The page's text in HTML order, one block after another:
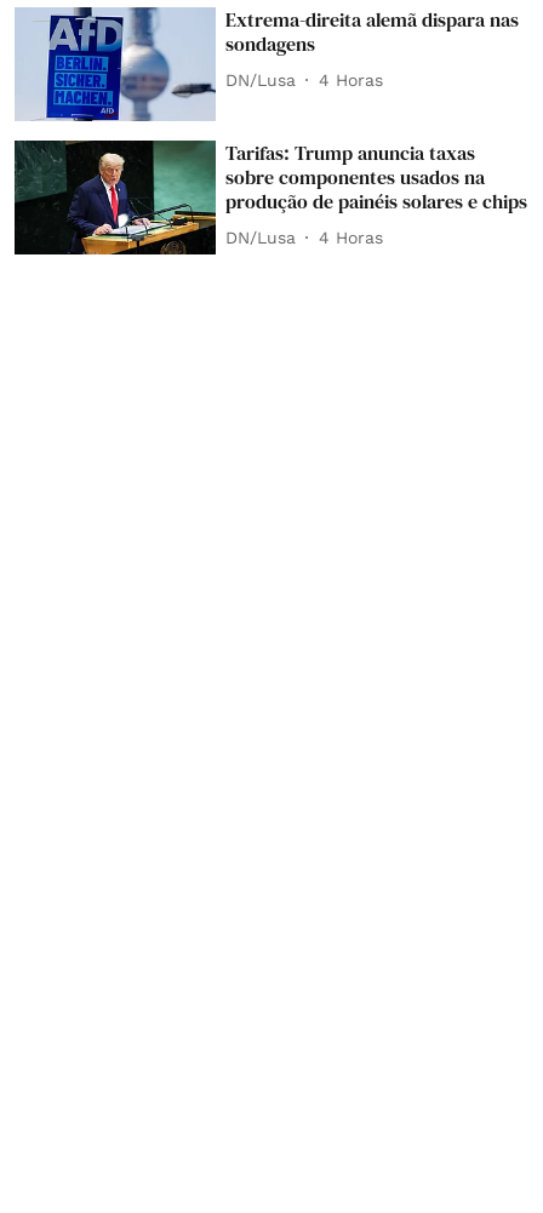
Extrema-direita alemã dispara nas
sondagens
DN/Lusa 4 Horas
Tarifas: Trump anuncia taxas
sobre componentes usados na
produção de painéis solares e chips
DN/Lusa 4 Horas